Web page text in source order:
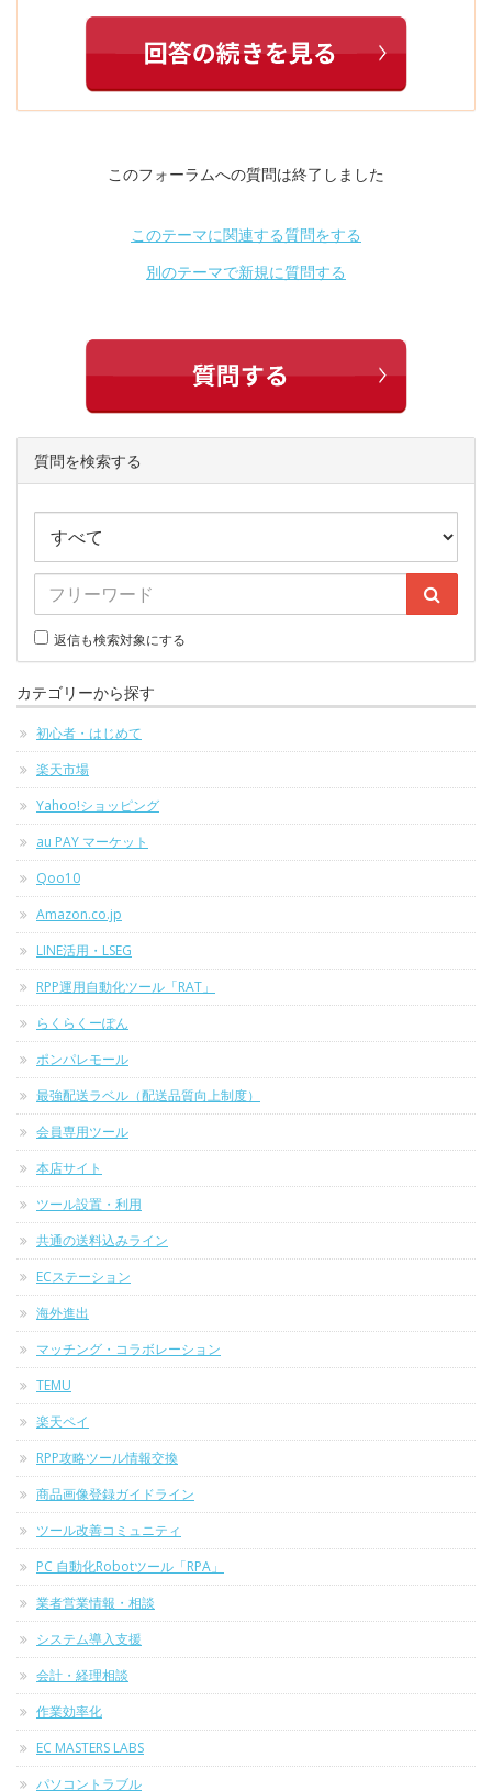
このフォーラムへの質問は終了しました
このテーマに関連する質問をする
別のテーマで新規に質問する
質問を検索する
返信も検索対象にする
カテゴリーから探す
初心者・はじめて
楽天市場
Yahoo!ショッピング
au PAY マーケット
Qoo10
Amazon.co.jp
LINE活用・LSEG
RPP運用自動化ツール「RAT」
らくらくーぽん
ポンパレモール
最強配送ラベル（配送品質向上制度）
会員専用ツール
本店サイト
ツール設置・利用
共通の送料込みライン
ECステーション
海外進出
マッチング・コラボレーション
TEMU
楽天ペイ
RPP攻略ツール情報交換
商品画像登録ガイドライン
ツール改善コミュニティ
PC 自動化Robotツール「RPA」
業者営業情報・相談
システム導入支援
会計・経理相談
作業効率化
EC MASTERS LABS
パソコントラブル